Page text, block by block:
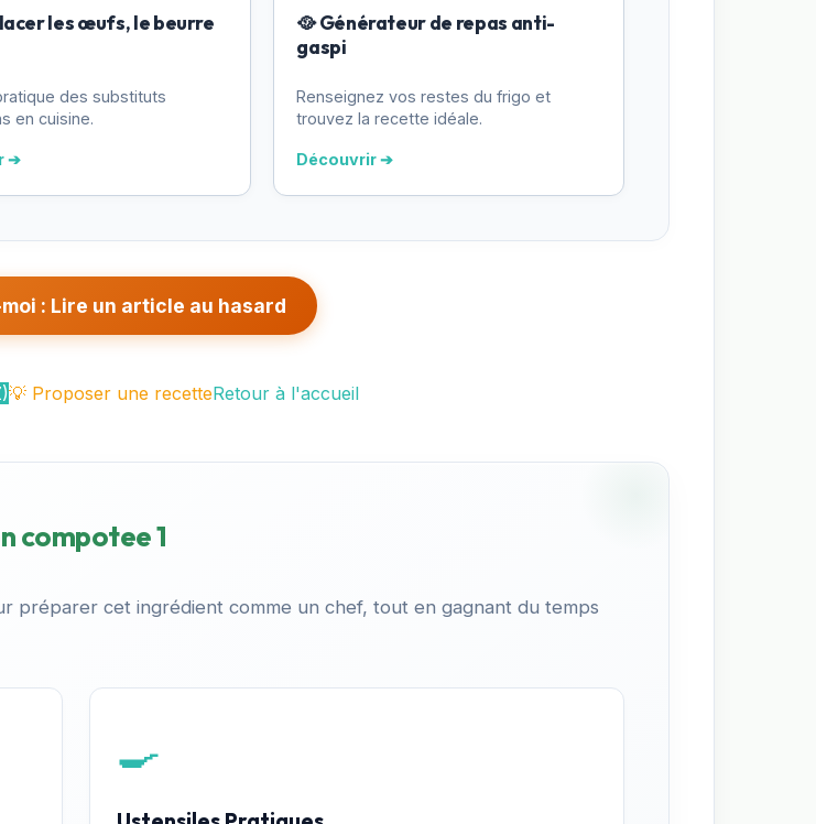
les œufs, le beurre
des substituts
en cuisine.
➔
🥘 Générateur de repas anti-
gaspi
Renseignez vos restes du frigo et
trouvez la recette idéale.
Découvrir ➔
: Lire un article au hasard
💡 Proposer une recetteRetour à l'accueil
compotee 1
préparer cet ingrédient comme un chef, tout en gagnant du temps
🍳